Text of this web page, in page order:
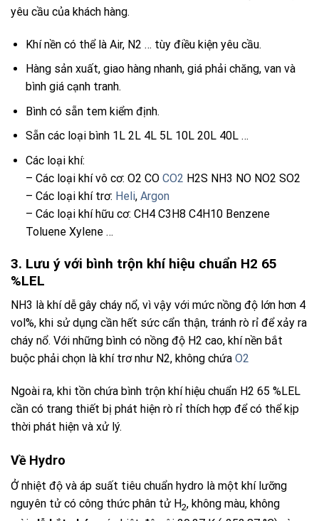
yêu cầu của khách hàng.
Khí nền có thể là Air, N2 … tùy điều kiện yêu cầu.
Hàng sản xuất, giao hàng nhanh, giá phải chăng, van và
bình giá cạnh tranh.
Bình có sẵn tem kiểm định.
Sẵn các loại bình 1L 2L 4L 5L 10L 20L 40L …
Các loại khí:
– Các loại khí vô cơ: O2 CO CO2 H2S NH3 NO NO2 SO2
– Các loại khí trơ: Heli, Argon
– Các loại khí hữu cơ: CH4 C3H8 C4H10 Benzene
Toluene Xylene …
3. Lưu ý với bình trộn khí hiệu chuẩn H2 65
%LEL
NH3 là khí dễ gây cháy nổ, vì vậy với mức nồng độ lớn hơn 4
vol%, khi sử dụng cần hết sức cẩn thận, tránh rò rỉ để xảy ra
cháy nổ. Với những bình có nồng độ H2 cao, khí nền bắt
buộc phải chọn là khí trơ như N2, không chứa O2
Ngoài ra, khi tồn chứa bình trộn khí hiệu chuẩn H2 65 %LEL
cần có trang thiết bị phát hiện rò rỉ thích hợp để có thể kịp
thời phát hiện và xử lý.
Về Hydro
Ở nhiệt độ và áp suất tiêu chuẩn hydro là một khí lưỡng
nguyên tử có công thức phân tử H2, không màu, không